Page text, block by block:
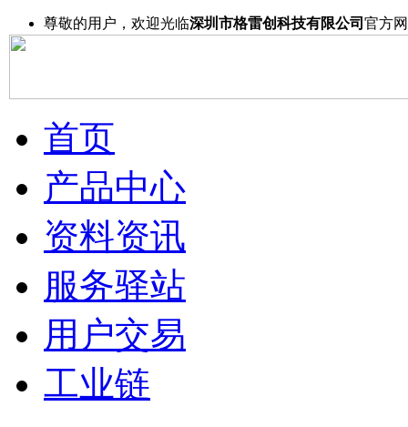
尊敬的用户，欢迎光临深圳市格雷创科技有限公司 官方
首页
产品中心
资料资讯
服务驿站
用户交易
工业链